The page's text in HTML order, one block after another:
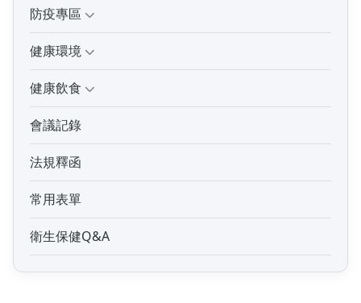
防疫專區
健康環境
健康飲食
會議記錄
法規釋函
常用表單
衛生保健Q&A